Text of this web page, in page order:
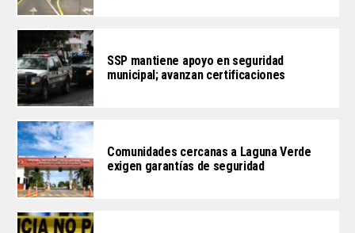
SSP mantiene apoyo en seguridad
municipal; avanzan certificaciones
Comunidades cercanas a Laguna Verde
exigen garantías de seguridad